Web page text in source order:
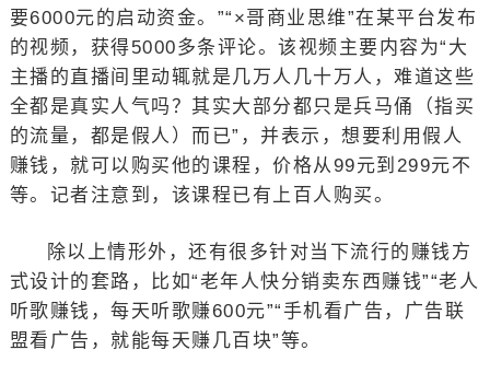
要6000元的启动资金。”“×哥商业思维”在某平台发布
的视频，获得5000多条评论。该视频主要内容为“大
主播的直播间里动辄就是几万人几十万人，难道这些
全都是真实人气吗？其实大部分都只是兵马俑（指买
的流量，都是假人）而已”，并表示，想要利用假人
赚钱，就可以购买他的课程，价格从99元到299元不
等。记者注意到，该课程已有上百人购买。
除以上情形外，还有很多针对当下流行的赚钱方
式设计的套路，比如“老年人快分销卖东西赚钱”“老人
听歌赚钱，每天听歌赚600元”“手机看广告，广告联
盟看广告，就能每天赚几百块”等。